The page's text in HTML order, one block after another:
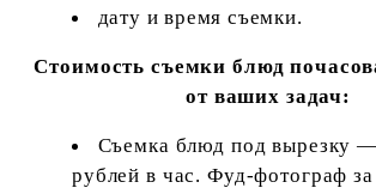
дату и время съемки.
Стоимость съемки блюд
от ваших задач:
Съемка блюд под вырезку
рублей в час. Фуд-фотограф за